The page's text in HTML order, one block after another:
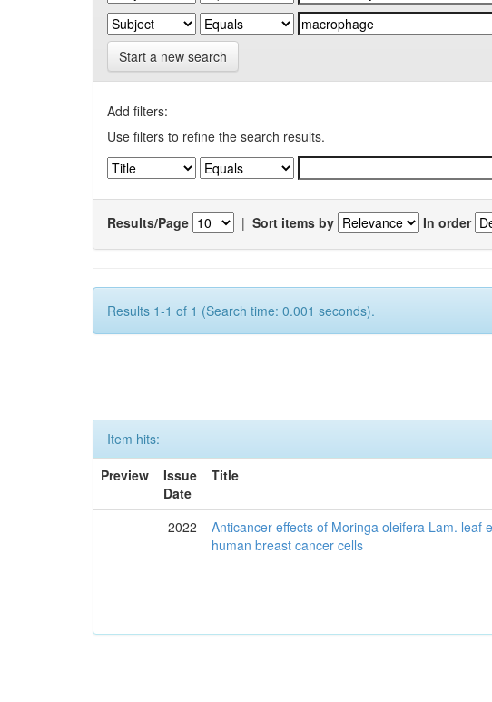
Start a new search
Add filters:
Use filters to refine the search results.
Results/Page | Sort items by In order
Results 1-1 of 1 (Search time: 0.001 seconds).
Item hits:
Preview
Issue
Date
Title
2022
Anticancer effects of Moringa oleifera Lam. leaf
human breast cancer cells